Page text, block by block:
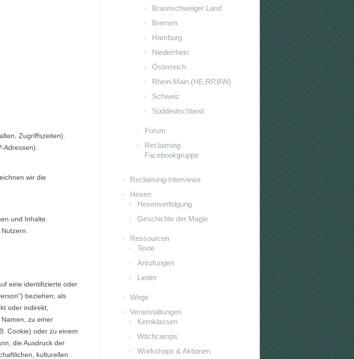
Zugriffszeiten).
wir die
und Inhalte.
eine identifizierte oder
beziehen; als
oder indirekt,
zu einer
Cookie) oder zu einem
die Ausdruck der
kulturellen
Braunschweiger Land
Bremen
Hamburg
Niederrhein
Österreich
Rhein-Main (HE,RP,BW)
Schweiz
Süddeutschland
Forum
Reclaiming
Facebookgruppe
Reclaiming-Interviews
Hexen
Hexenverfolgung
Geschichte der Magie
Ressourcen
Texte
Anrufungen
Lieder
Wege
Veranstaltungen
Kernklassen
Witchcamps
Workshops & Aktionen